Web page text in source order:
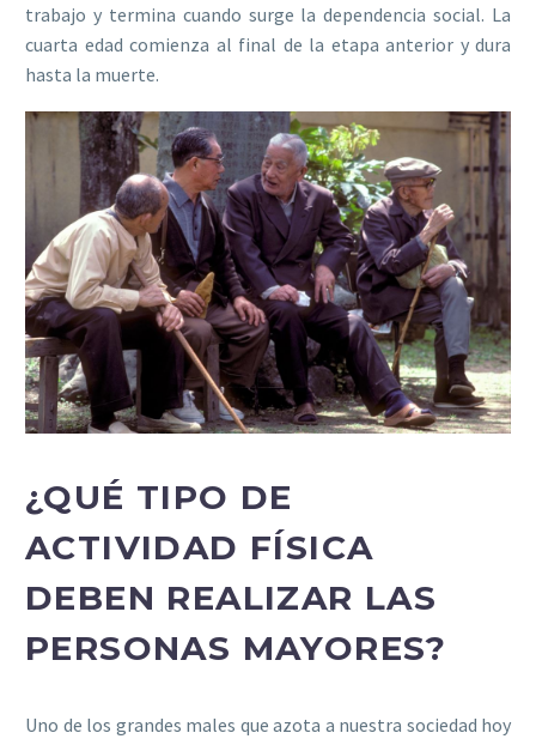
trabajo y termina cuando surge la dependencia social. La
cuarta edad comienza al final de la etapa anterior y dura
hasta la muerte.
¿QUÉ TIPO DE
ACTIVIDAD FÍSICA
DEBEN REALIZAR LAS
PERSONAS MAYORES?
Uno de los grandes males que azota a nuestra sociedad hoy